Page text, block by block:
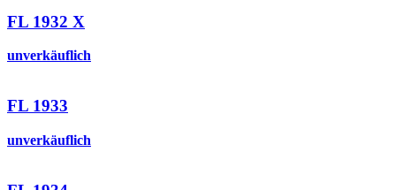
FL 1932 X
unverkäuflich
FL 1933
unverkäuflich